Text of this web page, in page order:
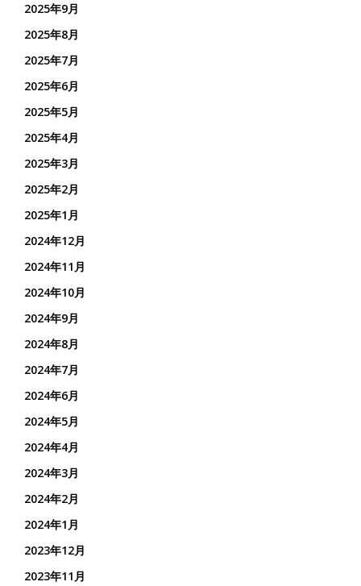
2025年9月
2025年8月
2025年7月
2025年6月
2025年5月
2025年4月
2025年3月
2025年2月
2025年1月
2024年12月
2024年11月
2024年10月
2024年9月
2024年8月
2024年7月
2024年6月
2024年5月
2024年4月
2024年3月
2024年2月
2024年1月
2023年12月
2023年11月